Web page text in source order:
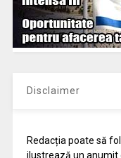
Disclaimer
Redacția poate să
ilustrează un anumit